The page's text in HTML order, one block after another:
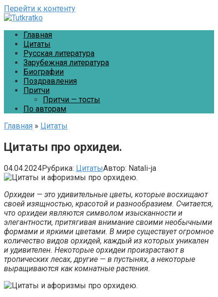
Перейти к контенту
Главная
Цитаты
Русская литература
Зарубежная литература
Биографии
Поздравления
Притчи
Притчи — тосты
По авторам
Главная » Цитаты
Цитаты про орхидеи.
04.04.2024Рубрика: ЦитатыАвтор: Natali-ja
Орхидеи — это удивительные цветы, которые восхищают
своей изящностью, красотой и разнообразием. Считается,
что орхидеи являются символом изысканности и
элегантности, притягивая внимание своими необычными
формами и яркими цветами. В мире существует огромное
количество видов орхидей, каждый из которых уникален
и удивителен. Некоторые орхидеи произрастают в
тропических лесах, другие — в пустынях, а некоторые
выращиваются как комнатные растения.